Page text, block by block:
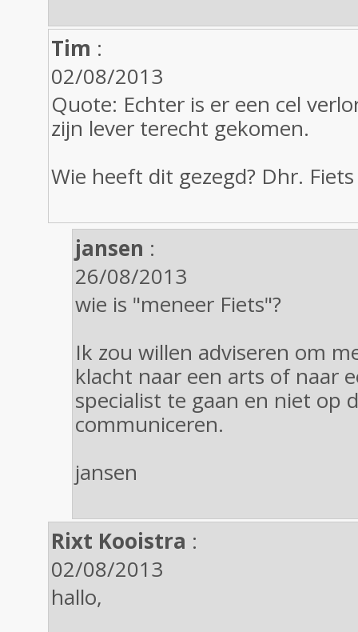
Tim :
02/08/2013
Quote: Echter is er een cel
zijn lever terecht gekomen.
Wie heeft dit gezegd? Dhr. Fiets
jansen :
26/08/2013
wie is "meneer Fiets"?
Ik zou willen adviseren om
klacht naar een arts of naar
specialist te gaan en niet op
communiceren.
jansen
Rixt Kooistra :
02/08/2013
hallo,